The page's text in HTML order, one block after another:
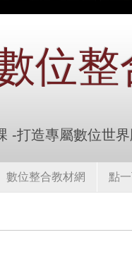
位整
-打造專屬數位世
數位整合教材網 點